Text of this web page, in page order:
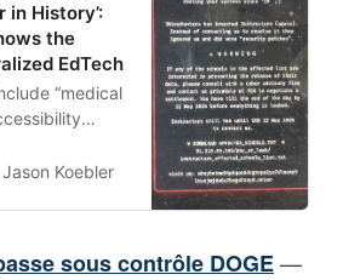
in History’:
the
EdTech
“medical
and
Jason Koebler
sous contrôle DOGE—